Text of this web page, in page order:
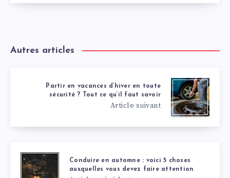
Autres articles
Partir en vacances d’hiver en toute
sécurité ? Tout ce qu’il faut savoir
Article suivant
Conduire en automne : voici 5 choses
auxquelles vous devez faire attention